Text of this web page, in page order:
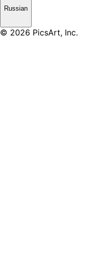
Russian
© 2026 PicsArt, Inc.